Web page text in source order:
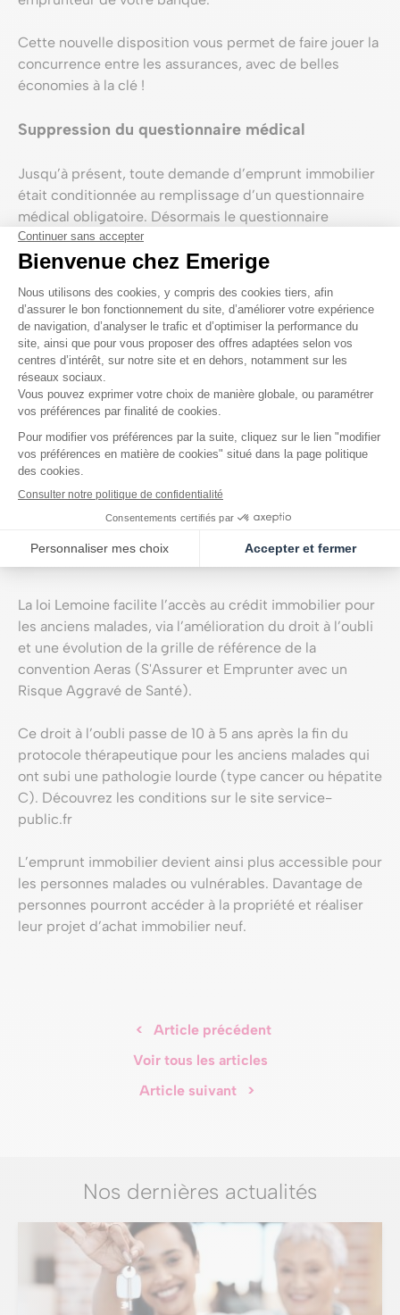
Cette nouvelle disposition vous permet de faire jouer la
concurrence entre les assurances, avec de belles
économies à la clé !
Suppression du questionnaire médical
Jusqu’à présent, toute demande d’emprunt immobilier
était conditionnée au remplissage d’un questionnaire
médical obligatoire. Désormais le questionnaire
médical pour les emprunteurs est supprimé dans les
cas suivants :
Le montant du prêt est inférieur à 200 000€ pour
une personne seule ou 400 000€ pour un couple,
avec une quotité à 50% sur chaque tête
Le prêt doit arriver à échéance avant le 60ème
anniversaire de l'emprunteur
L’assurance doit couvrir un prêt immobilier destiné
à financer un bien à usage d'habitation ou à usage
mixte (habitation et professionnel)
Pour les prêts supérieurs à cette somme, les candidats
restent soumis au questionnaire de santé.
La réduction de la durée du droit à l’oubli
La loi Lemoine facilite l’accès au crédit immobilier pour
les anciens malades, via l’amélioration du droit à l’oubli
et une évolution de la grille de référence de la
convention Aeras (S'Assurer et Emprunter avec un
Risque Aggravé de Santé).
Ce droit à l’oubli passe de 10 à 5 ans après la fin du
protocole thérapeutique pour les anciens malades qui
ont subi une pathologie lourde (type cancer ou hépatite
C). Découvrez les conditions sur le site service-
public.fr
L’emprunt immobilier devient ainsi plus accessible pour
les personnes malades ou vulnérables. Davantage de
personnes pourront accéder à la propriété et réaliser
leur projet d’achat immobilier neuf.
<
Article précédent
Voir tous les articles
Article suivant
>
Nos dernières actualités